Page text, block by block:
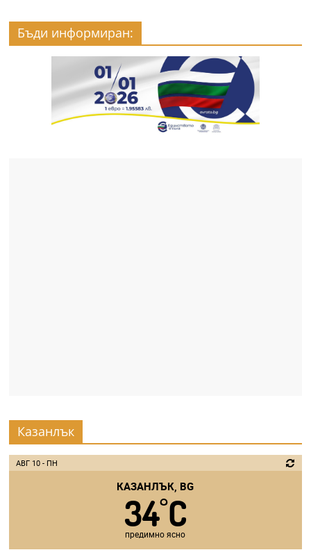
Бъди информиран:
Казанлък
АВГ 10 - ПН
КАЗАНЛЪК, BG
34°C
предимно ясно